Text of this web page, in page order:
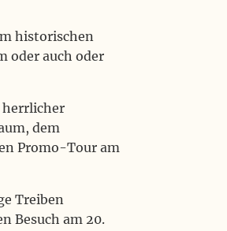
historischen
oder auch oder
herrlicher
dem
Promo-Tour am
Treiben
Besuch am 20.